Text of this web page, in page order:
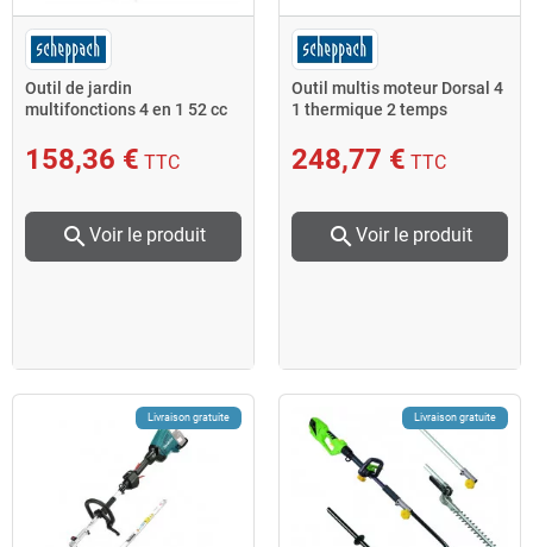
Outil de jardin
multifonctions 4 en 1 52 cc
158,36 € TTC
search Voir le produit
Outil multis moteur Dorsal 4
1 thermique 2 temps
Scheppach
248,77 € TTC
search Voir le produit
Livraison gratuite Livraison gratuite